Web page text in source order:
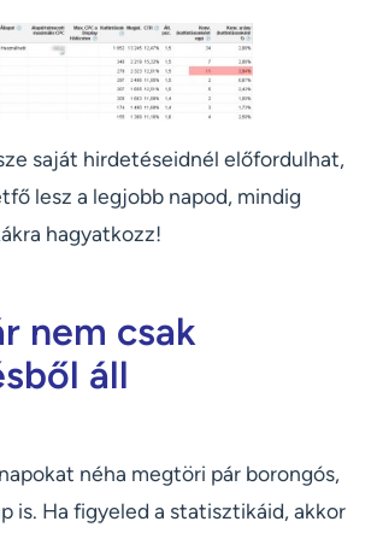
saját hirdetéseidnél előfordulhat,
lesz a legjobb napod, mindig
hagyatkozz!
nem csak
áll
néha megtöri pár borongós,
is. Ha figyeled a statisztikáid, akkor